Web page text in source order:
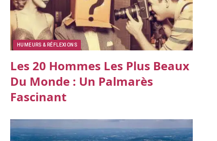
HUMEURS & RÉFLEXIONS
Les 20 Hommes Les Plus Beaux
Du Monde : Un Palmarès
Fascinant